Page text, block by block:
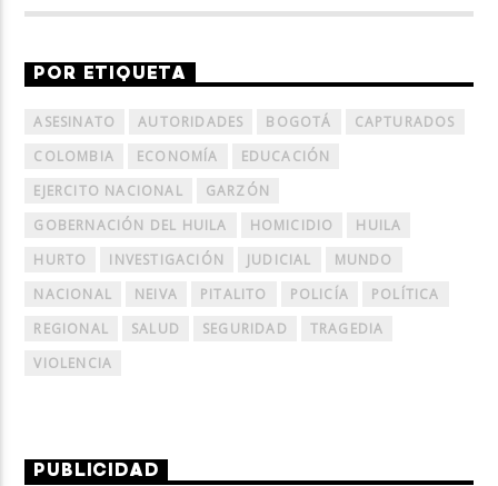
POR ETIQUETA
ASESINATO AUTORIDADES BOGOTÁ
CAPTURADOS
COLOMBIA
ECONOMÍA
EDUCACIÓN
EJERCITO NACIONAL
GARZÓN
GOBERNACIÓN DEL HUILA
HOMICIDIO
HUILA
HURTO
INVESTIGACIÓN JUDICIAL
MUNDO
NACIONAL
NEIVA PITALITO POLICÍA
POLÍTICA
REGIONAL
SALUD SEGURIDAD
TRAGEDIA
VIOLENCIA
PUBLICIDAD